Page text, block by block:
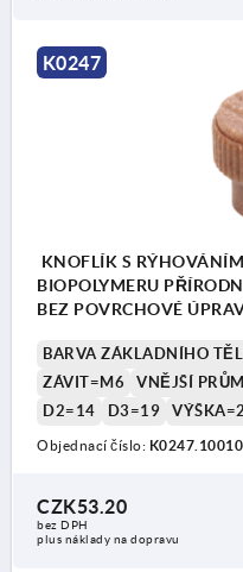
K0247
KNOFLÍK S
BIOPOLYMERU
BEZ POVRCHOVÉ
BARVA ZÁKLADNÍHO
ZÁVIT=M6
VNĚJŠÍ
D2=14
D3=19
Objednací číslo:
CZK53.20
bez DPH
plus náklady na dopravu